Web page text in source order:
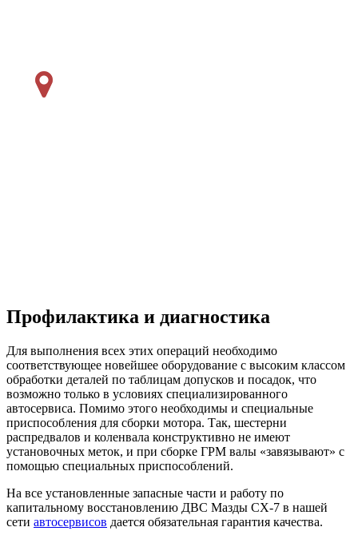
Профилактика и диагностика
Для выполнения всех этих операций необходимо
соответствующее новейшее оборудование с высоким классом
обработки деталей по таблицам допусков и посадок, что
возможно только в условиях специализированного
автосервиса. Помимо этого необходимы и специальные
приспособления для сборки мотора. Так, шестерни
распредвалов и коленвала конструктивно не имеют
установочных меток, и при сборке ГРМ валы «завязывают» с
помощью специальных приспособлений.
На все установленные запасные части и работу по
капитальному восстановлению ДВС Мазды CX-7 в нашей
сети автосервисов дается обязательная гарантия качества.